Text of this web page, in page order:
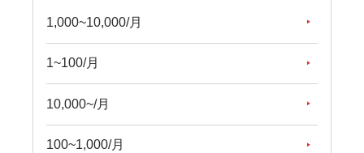
1,000~10,000/月
1~100/月
10,000~/月
100~1,000/月